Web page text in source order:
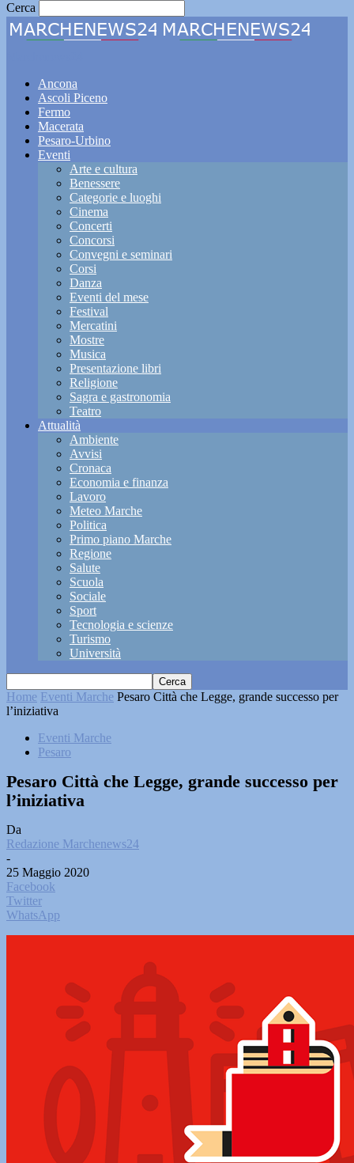
Cerca
Ancona
Ascoli Piceno
Fermo
Macerata
Pesaro-Urbino
Eventi
Arte e cultura
Benessere
Categorie e luoghi
Cinema
Concerti
Concorsi
Convegni e seminari
Corsi
Danza
Eventi del mese
Festival
Mercatini
Mostre
Musica
Presentazione libri
Religione
Sagra e gastronomia
Teatro
Attualità
Ambiente
Avvisi
Cronaca
Economia e finanza
Lavoro
Meteo Marche
Politica
Primo piano Marche
Regione
Salute
Scuola
Sociale
Sport
Tecnologia e scienze
Turismo
Università
Home Eventi Marche Pesaro Città che Legge, grande successo per
l’iniziativa
Eventi Marche
Pesaro
Pesaro Città che Legge, grande successo per
l’iniziativa
Da
Redazione Marchenews24
-
25 Maggio 2020
Facebook
Twitter
WhatsApp